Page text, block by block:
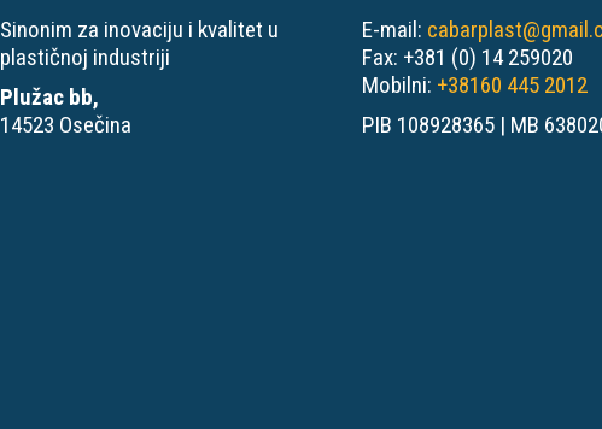
Sinonim za inovaciju i kvalitet u
plastičnoj industriji
Plužac bb,
14523 Osečina
E-mail:
Fax: +381 (0) 14 259020
Mobilni: +38160 445 2012
PIB 108928365 | MB